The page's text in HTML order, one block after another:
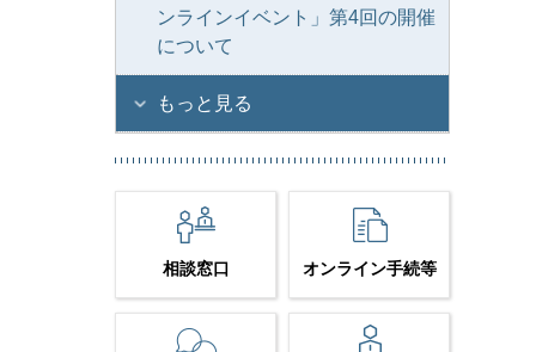
ンラインイベント」第4回の開催
について
もっと見る
相談窓口 オンライン手続等